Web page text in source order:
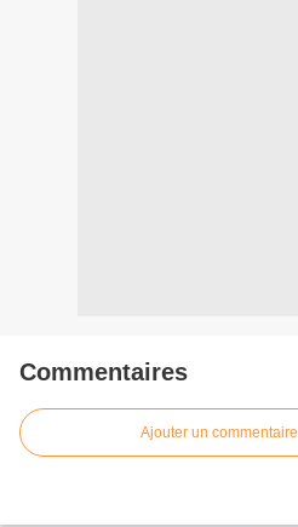
Commentaires
Ajouter un commentaire